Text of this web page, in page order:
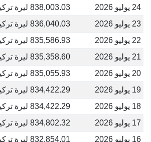
24 يوليو 2026
838,003.03 ليرة تركية
23 يوليو 2026
836,040.03 ليرة تركية
22 يوليو 2026
835,586.93 ليرة تركية
21 يوليو 2026
835,358.60 ليرة تركية
20 يوليو 2026
835,055.93 ليرة تركية
19 يوليو 2026
834,422.29 ليرة تركية
18 يوليو 2026
834,422.29 ليرة تركية
17 يوليو 2026
834,802.32 ليرة تركية
16 يوليو 2026
832,854.01 ليرة تركية